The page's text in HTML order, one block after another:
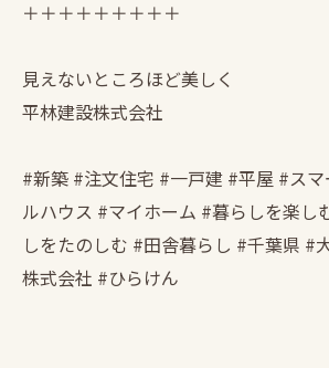
＋＋＋＋＋＋＋＋＋
見えないところほど美しく
平林建設株式会社
#新築 #注文住宅 #一戸建 #平屋 #ス
ルハウス #マイホーム #暮らしを楽し
しをたのしむ #田舎暮らし #千葉県 #
株式会社 #ひらけん